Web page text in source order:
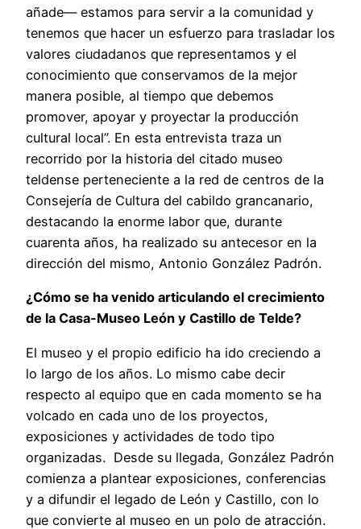
añade— estamos para servir a la comunidad y
tenemos que hacer un esfuerzo para trasladar los
valores ciudadanos que representamos y el
conocimiento que conservamos de la mejor
manera posible, al tiempo que debemos
promover, apoyar y proyectar la producción
cultural local”. En esta entrevista traza un
recorrido por la historia del citado museo
teldense perteneciente a la red de centros de la
Consejería de Cultura del cabildo grancanario,
destacando la enorme labor que, durante
cuarenta años, ha realizado su antecesor en la
dirección del mismo, Antonio González Padrón.
¿Cómo se ha venido articulando el crecimiento
de la Casa-Museo León y Castillo de Telde?
El museo y el propio edificio ha ido creciendo a
lo largo de los años. Lo mismo cabe decir
respecto al equipo que en cada momento se ha
volcado en cada uno de los proyectos,
exposiciones y actividades de todo tipo
organizadas. Desde su llegada, González Padrón
comienza a plantear exposiciones, conferencias
y a difundir el legado de León y Castillo, con lo
que convierte al museo en un polo de atracción.